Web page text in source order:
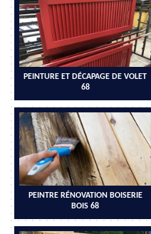
PEINTURE ET DÉCAPAGE DE VOLET
68
PEINTRE RÉNOVATION BOISERIE
BOIS 68